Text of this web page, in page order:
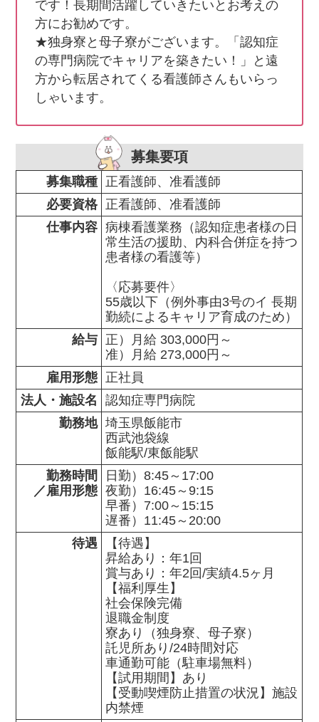
です！長期間活躍していきたいとお考えの
方にお勧めです。
★独身寮と母子寮がございます。「認知症
の専門病院でキャリアを築きたい！」と遠
方から転居されてくる看護師さんもいらっ
しゃいます。
募集要項
募集職種 正看護師、准看護師
必要資格 正看護師、准看護師
仕事内容 病棟看護業務（認知症患者様の日
常生活の援助、内科合併症を持つ
患者様の看護等）
〈応募要件〉
55歳以下（例外事由3号のイ 長期
勤続によるキャリア育成のため）
給与 正）月給 303,000円～
准）月給 273,000円～
雇用形態 正社員
法人・施設名
認知症専門病院
勤務地 埼玉県飯能市
西武池袋線
飯能駅/東飯能駅
勤務時間
／雇用形態
日勤）8:45～17:00
夜勤）16:45～9:15
早番）7:00～15:15
遅番）11:45～20:00
待遇
【待遇】
昇給あり：年1回
賞与あり：年2回/実績4.5ヶ月
【福利厚生】
社会保険完備
退職金制度
寮あり（独身寮、母子寮）
託児所あり/24時間対応
車通勤可能（駐車場無料）
【試用期間】あり
【受動喫煙防止措置の状況】施設
内禁煙